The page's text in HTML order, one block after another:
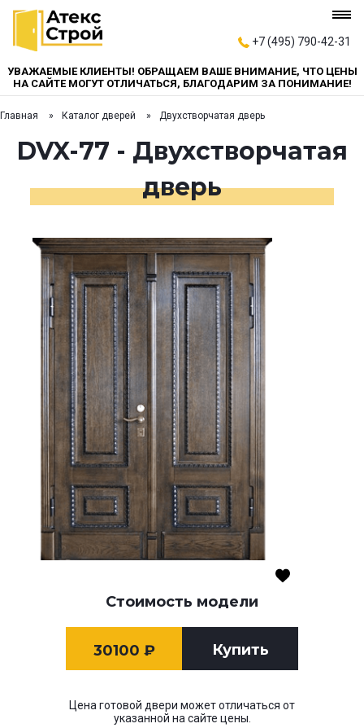
+7 (495) 790-42-31
УВАЖАЕМЫЕ КЛИЕНТЫ! ОБРАЩАЕМ ВАШЕ ВНИМАНИЕ, ЧТО ЦЕНЫ
НА САЙТЕ МОГУТ ОТЛИЧАТЬСЯ, БЛАГОДАРИМ ЗА ПОНИМАНИЕ!
Главная Каталог дверей Двухстворчатая дверь
DVX-77 - Двухстворчатая
дверь
Стоимость модели
30100 ₽ Купить
Цена готовой двери может отличаться от
указанной на сайте цены.